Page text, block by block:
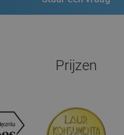
Prijzen